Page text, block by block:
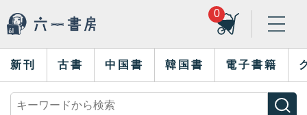
0
新刊 古書 中国書 韓国書 電子書籍